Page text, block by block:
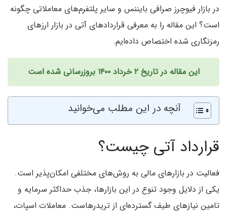
در بازار فیوچرز صرافی بایننس و سایر پلتفرم‌های معاملاتی چگونه
است؟ این مقاله را به معرفی قراردادهای آتی در بازار ارزهای
رمزنگاری شده اختصاص داده‌ایم.
این مقاله در تاریخ ۲ خرداد ۱۴۰۰ بروزرسانی شده است
آنچه در این مطلب می‌خوانید
قرارداد آتی چیست؟
فعالیت در بازارهای مالی به روش‌های مختلفی امکان‌پذیر است.
یکی از دلایل وجود تنوع در این بازارها، جذب حداکثر سرمایه و
تامین نیازهای طیف گسترده‌ای از تریدرهاست. معاملات اسپات،